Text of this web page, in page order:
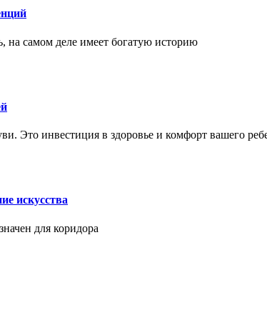
на самом деле имеет богатую историю
Это инвестиция в здоровье и комфорт вашего
искусства
для коридора